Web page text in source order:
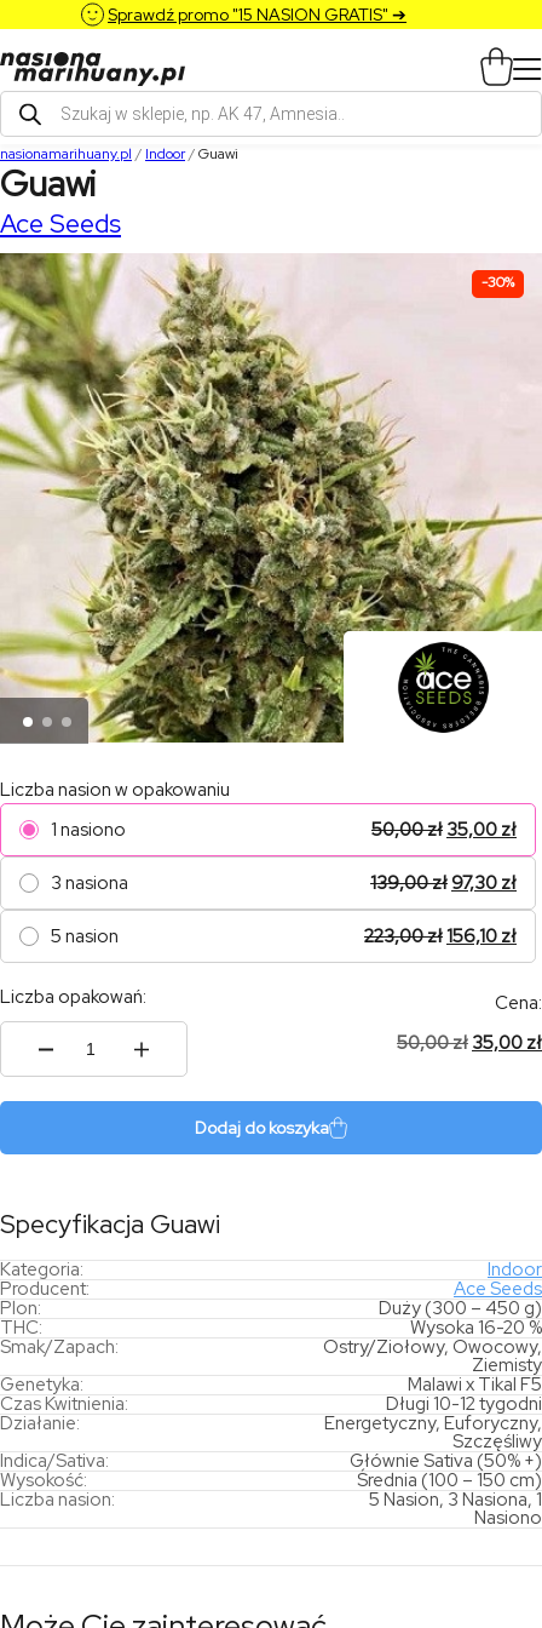
Sprawdź promo "15 NASION GRATIS" ➔
Wyszukiwarka
produktów
nasionamarihuany.pl / Indoor/Guawi
Guawi
Ace Seeds
-30%
Liczba nasion w opakowaniu
1 nasiono
50,00zł 35,00 zł
3 nasiona 139,00zł97,30 zł
5 nasion 223,00zł156,10 zł
Liczba opakowań:
ilość
Cena:
50,00zł 35,00 zł
Dodaj do koszyka
Specyfikacja Guawi
Kategoria:
Indoor
Producent:
Ace Seeds
Plon:
Duży (300 – 450 g)
THC:
Wysoka 16-20 %
Smak/Zapach:
Ostry/Ziołowy, Owocowy,
Ziemisty
Genetyka:
Malawi x Tikal F5
Czas Kwitnienia:
Długi 10-12 tygodni
Działanie:
Energetyczny, Euforyczny,
Szczęśliwy
Indica/Sativa:
Głównie Sativa (50% +)
Wysokość:
Średnia (100 – 150 cm)
Liczba nasion:
5 Nasion, 3 Nasiona, 1
Nasiono